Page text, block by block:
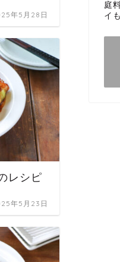
年5月28日
レシピ
年5月23日
庭
イ